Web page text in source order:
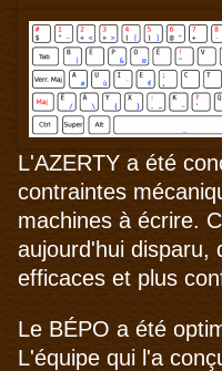
L'AZERTY a été
contraintes
machines à écrire.
aujourd'hui disparu,
efficaces et plus
Le BÉPO a été
L'équipe qui l'a